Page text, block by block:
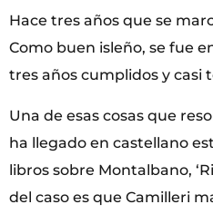
Hace tres años que se
Como buen isleño, se fue
tres años cumplidos y casi
Una de esas cosas que
ha llegado en castellano
libros sobre Montalbano,
del caso es que Camilleri